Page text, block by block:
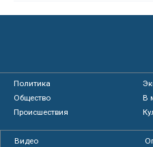
Политика
Общество
В
Происшествия
Видео